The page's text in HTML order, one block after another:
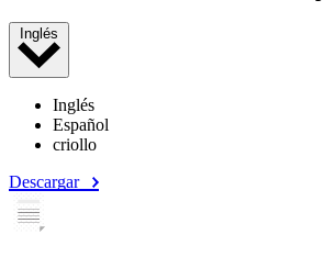
Inglés
Inglés
Español
criollo
Descargar